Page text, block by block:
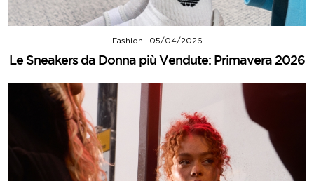
Fashion 05/04/2026
Le Sneakers da Donna più Vendute: Primavera 2026